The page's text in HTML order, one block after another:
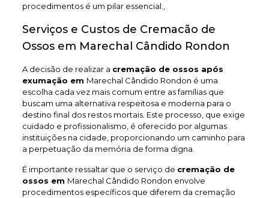
procedimentos é um pilar essencial.,
Serviços e Custos de Cremacão de
Ossos em Marechal Cândido Rondon
A decisão de realizar a cremação de ossos após
exumação em Marechal Cândido Rondon é uma
escolha cada vez mais comum entre as famílias que
buscam uma alternativa respeitosa e moderna para o
destino final dos restos mortais. Este processo, que exige
cuidado e profissionalismo, é oferecido por algumas
instituições na cidade, proporcionando um caminho para
a perpetuação da memória de forma digna.
É importante ressaltar que o serviço de cremação de
ossos em Marechal Cândido Rondon envolve
procedimentos específicos que diferem da cremação